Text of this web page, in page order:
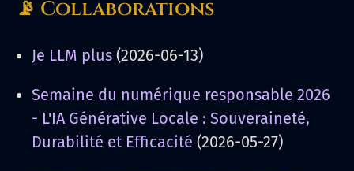
📡 Collaborations
Je LLM plus (2026-06-13)
Semaine du numérique responsable 2026
- L'IA Générative Locale : Souveraineté,
Durabilité et Efficacité (2026-05-27)